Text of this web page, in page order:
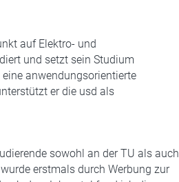
auf Elektro- und
und setzt sein Studium
anwendungsorientierte
er die usd als
sowohl an der TU als auch
erstmals durch Werbung zur